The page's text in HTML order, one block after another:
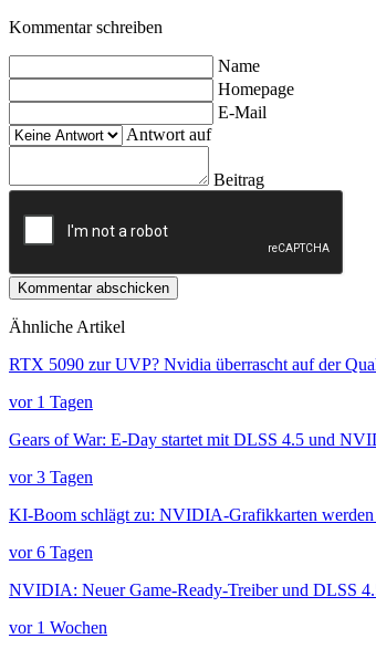
Kommentar schreiben
Name
Homepage
E-Mail
Antwort auf
Beitrag
Kommentar abschicken
Ähnliche Artikel
RTX 5090 zur UVP? Nvidia überrascht auf der
vor 1 Tagen
Gears of War: E-Day startet mit DLSS 4.5 und
vor 3 Tagen
KI-Boom schlägt zu: NVIDIA-Grafikkarten werden
vor 6 Tagen
NVIDIA: Neuer Game-Ready-Treiber und DLSS
vor 1 Wochen